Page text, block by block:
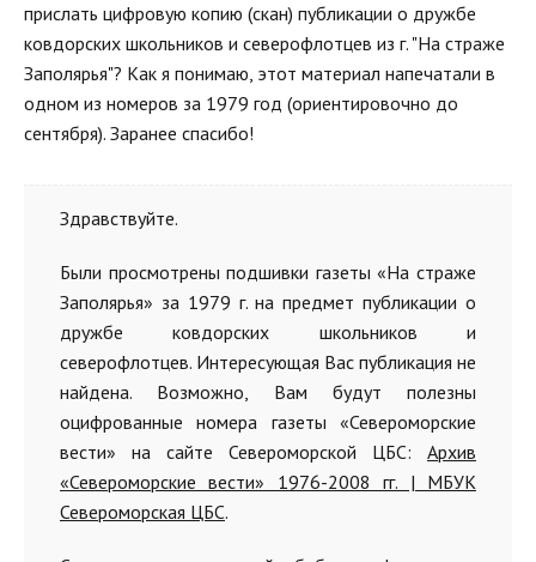
прислать цифровую копию (скан) публикации о дружбе
ковдорских школьников и северофлотцев из г. "На страже
Заполярья"? Как я понимаю, этот материал напечатали в
одном из номеров за 1979 год (ориентировочно до
сентября). Заранее спасибо!
Здравствуйте.
Были просмотрены подшивки газеты «На страже
Заполярья» за 1979 г. на предмет публикации о
дружбе ковдорских школьников и
северофлотцев. Интересующая Вас публикация не
найдена. Возможно, Вам будут полезны
оцифрованные номера газеты «Североморские
вести» на сайте Североморской ЦБС: Архив
«Североморские вести» 1976-2008 гг. | МБУК
Североморская ЦБС.